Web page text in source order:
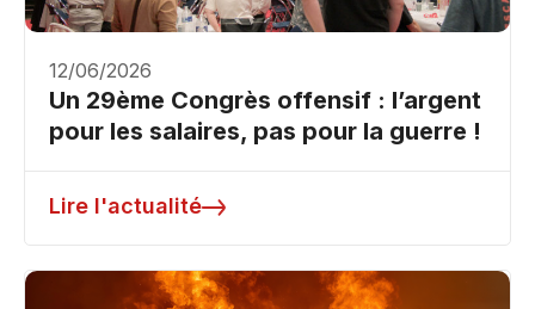
12/06/2026
Un 29ème Congrès offensif : l’argent
pour les salaires, pas pour la guerre !
Lire l'actualité